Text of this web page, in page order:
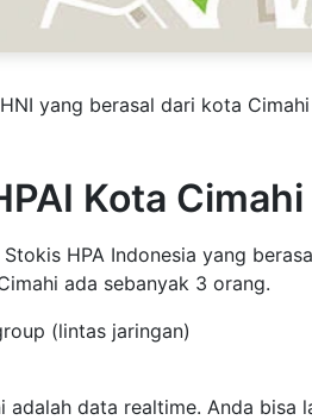
yang berasal dari kota
Kota Cimahi
HPA Indonesia yang
ada sebanyak 3 orang.
(lintas jaringan)
data realtime. Anda bisa